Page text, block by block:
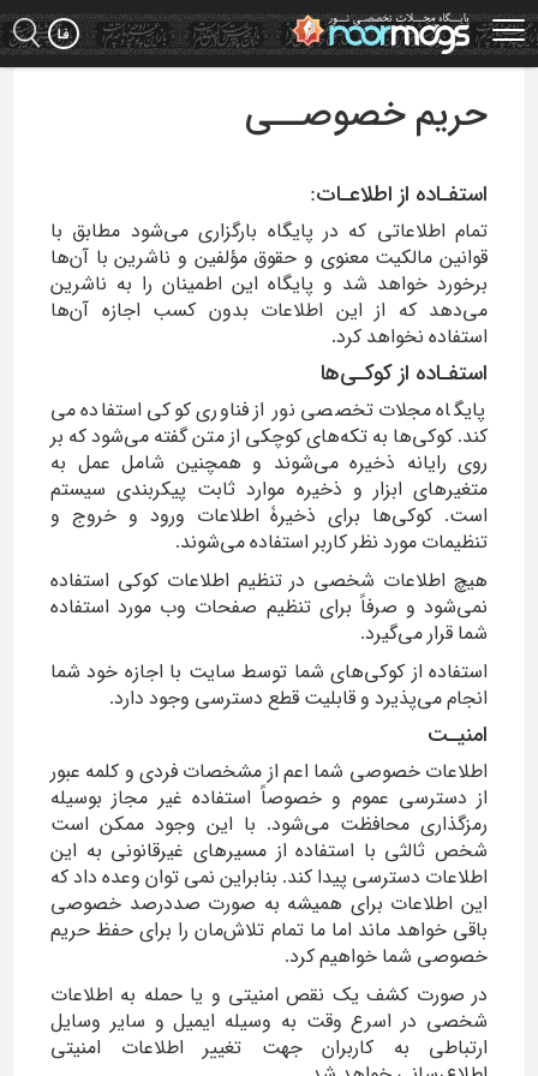
Skip
to
main
حریم خصوصــی
استفـاده از اطلاعـات:
تمام اطلاعاتی که در پایگاه بارگزاری می‌شود مطابق با
قوانین مالکیت معنوی و حقوق مؤلفین و ناشرین با آن‌ها
برخورد خواهد شد و پایگاه این اطمینان را به ناشرین
می‌دهد که از این اطلاعات بدون کسب اجازه آن‌ها
استفاده نخواهد کرد.
استفـاده از کوکـی‌ها
پایگاه مجلات تخصصی نور از فناوری کوکی استفاده می­‌
کند. کوکی‌ها به تکه‌های کوچکی از متن گفته می­‌شود که بر
روی رایانه ذخیره می‌شوند و همچنین شامل عمل به
متغیرهای ابزار و ذخیره موارد ثابت پیکربندی سیستم
است. کوکی‌ها برای ذخیرۀ اطلاعات ورود و خروج و
تنظیمات مورد نظر کاربر استفاده می‌شوند.
هیچ اطلاعات شخصی در تنظیم اطلاعات کوکی استفاده
نمی­‌شود و صرفاً برای تنظیم صفحات وب مورد استفاده
شما قرار می­‌گیرد.
استفاده از کوکی‌های شما توسط سایت با اجازه خود شما
انجام می‌پذیرد و قابلیت قطع دسترسی وجود دارد.
امنیـت
اطلاعات خصوصی شما اعم از مشخصات فردی و کلمه عبور
از دسترسی عموم و خصوصاً استفاده غیر مجاز بوسیله
رمزگذاری محافظت می‌شود. با این وجود ممکن است
شخص ثالثی با استفاده از مسیرهای غیرقانونی به این
اطلاعات دسترسی پیدا کند. بنابراین نمی توان وعده داد که
این اطلاعات برای همیشه به صورت صددرصد خصوصی
باقی خواهد ماند اما ما تمام تلاش‌مان را برای حفظ حریم
خصوصی شما خواهیم کرد.
در صورت کشف یک نقص امنیتی و یا حمله به اطلاعات
شخصی در اسرع وقت به وسیله ایمیل و سایر وسایل
ارتباطی به کاربران جهت تغییر اطلاعات امنیتی